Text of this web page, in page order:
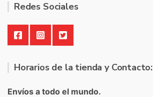
Redes Sociales
Horarios de la tienda y Contacto:
Envíos a todo el mundo.